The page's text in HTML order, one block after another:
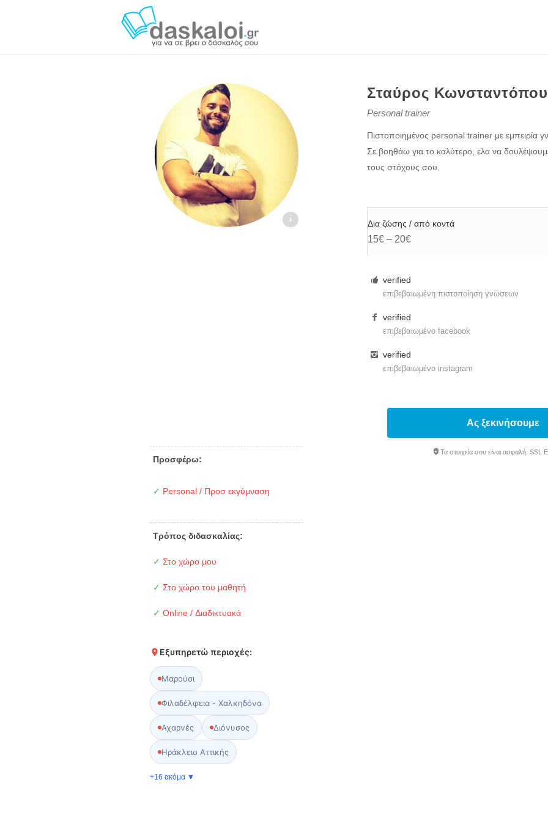
Σταύρος Κωνσταντόπουλος - daskaloi.gr
Σταύρος
Personal trainer
Πιστοποιημένος personal trainer με εμπειρία
Σε βοηθάω για το καλύτερο, ελα να
τους στόχους σου.
Δια ζώσης / από κοντά
15€ – 20€
verified
επιβεβαιωμένη πιστοποίηση γνώσεων
verified
επιβεβαιωμένο facebook
verified
επιβεβαιωμένο instagram
Προσφέρω:
✓ Personal / Προσ εκγύμναση
Τρόπος διδασκαλίας:
✓ Στο χώρο μου
✓ Στο χώρο του μαθητή
✓ Online / Διαδικτυακά
Εξυπηρετώ περιοχές:
Μαρούσι
Φιλαδέλφεια - Χαλκηδόνα
Αχαρνές Διόνυσος
Ηράκλειο Αττικής
+16 ακόμα ▼
Ας ξεκινήσουμε
Τα στοιχεία σου είναι ασφαλή. SSL